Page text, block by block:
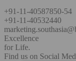
+91-11-40587850-54
+91-11-40532440
Excellence
for Life.
Find us on Social